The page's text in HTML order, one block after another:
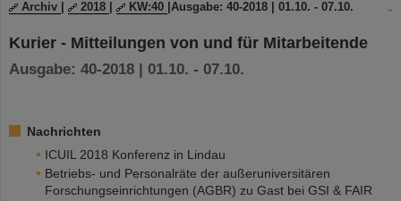
Archiv 2018 KW:40 Ausgabe: 40-2018 | 01.10. - 07.10.
Kurier - Mitteilungen von und für Mitarbeitende
Ausgabe: 40-2018 | 01.10. - 07.10.
Nachrichten
ICUIL 2018 Konferenz in Lindau
Betriebs- und Personalräte der außeruniversitären
Forschungseinrichtungen (AGBR) zu Gast bei GSI & FAIR